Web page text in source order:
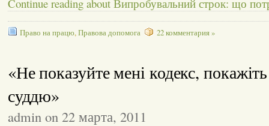
Continue reading about Випробувальний строк: що
Право на працю,Правова допомога 22 комментария »
«Не показуйте мені кодекс,
суддю»
admin on 22 марта, 2011